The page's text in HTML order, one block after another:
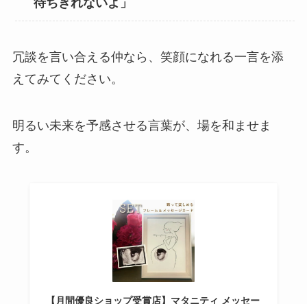
冗談を言い合える仲なら、笑顔になれる一言を添
えてみてください。
明るい未来を予感させる言葉が、場を和ませま
す。
【月間優良ショップ受賞店】マタニティ メッセー